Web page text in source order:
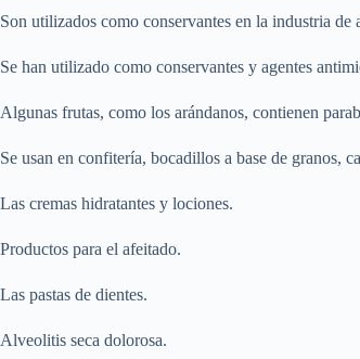
Son utilizados como conservantes en la industria
Se han utilizado como conservantes y agentes
Algunas frutas, como los arándanos, contienen
Se usan en confitería, bocadillos a base de granos,
Las cremas hidratantes y lociones.
Productos para el afeitado.
Las pastas de dientes.
Alveolitis seca dolorosa.